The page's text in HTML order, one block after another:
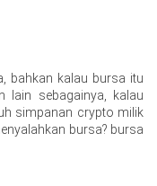
bahkan kalau bursa itu
lain sebagainya, kalau
simpanan crypto milik
bursa? bursa